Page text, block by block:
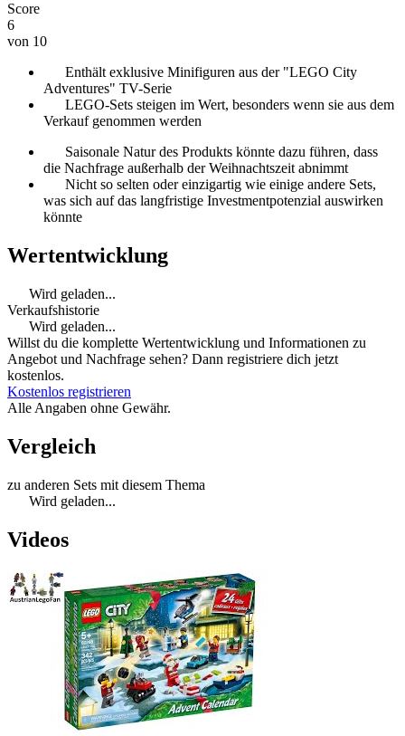
Score
6
von 10
Enthält exklusive Minifiguren aus der "LEGO City
Adventures" TV-Serie
LEGO-Sets steigen im Wert, besonders wenn sie aus dem
Verkauf genommen werden
Saisonale Natur des Produkts könnte dazu führen, dass
die Nachfrage außerhalb der Weihnachtszeit abnimmt
Nicht so selten oder einzigartig wie einige andere Sets,
was sich auf das langfristige Investmentpotenzial auswirken
könnte
Wertentwicklung
Wird geladen...
Verkaufshistorie
Wird geladen...
Willst du die komplette Wertentwicklung und Informationen zu
Angebot und Nachfrage sehen? Dann registriere dich jetzt
kostenlos.
Kostenlos registrieren
Alle Angaben ohne Gewähr.
Vergleich
zu anderen Sets mit diesem Thema
Wird geladen...
Videos